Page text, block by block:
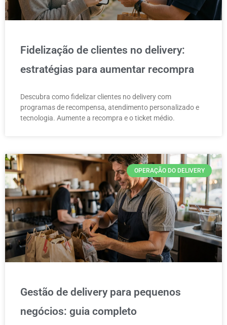
Fidelização de clientes no delivery:
estratégias para aumentar recompra
Descubra como fidelizar clientes no delivery com
programas de recompensa, atendimento personalizado e
tecnologia. Aumente a recompra e o ticket médio.
OPERAÇÃO DO DELIVERY
Gestão de delivery para pequenos
negócios: guia completo